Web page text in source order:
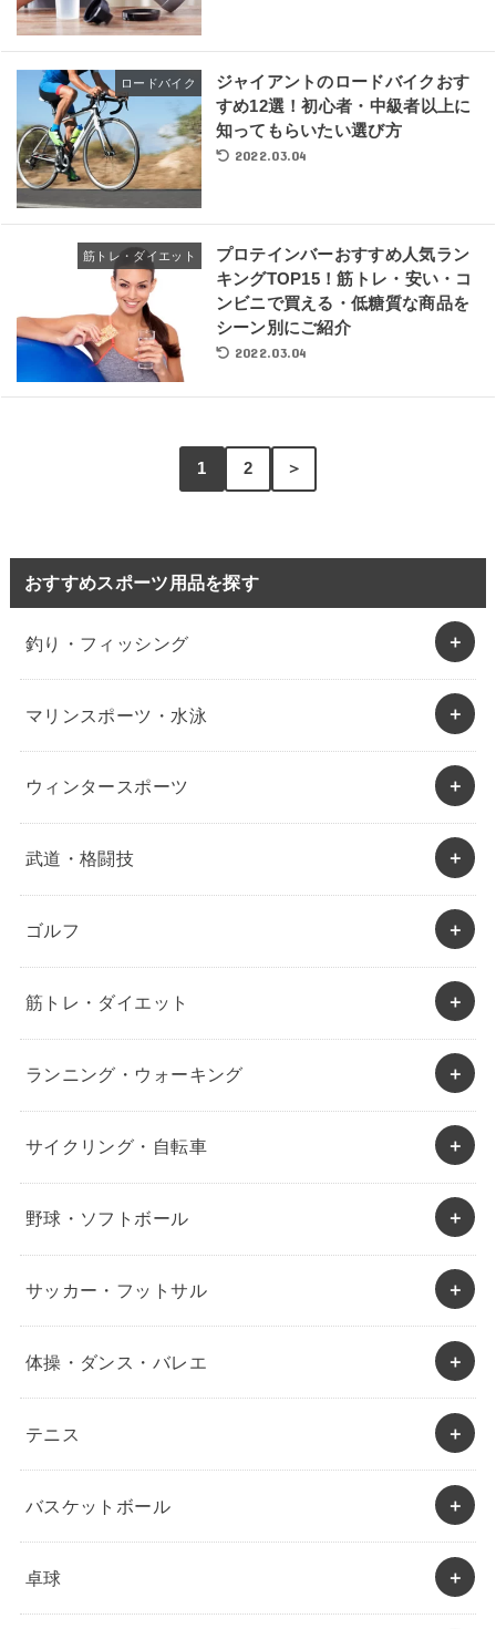
ロードバイク
ジャイアントのロードバイクおす
すめ12選！初心者・中級者以上に
知ってもらいたい選び方
2022.03.04
筋トレ・ダイエット
プロテインバーおすすめ人気ラン
キングTOP15！筋トレ・安い・コ
ンビニで買える・低糖質な商品を
シーン別にご紹介
2022.03.04
1 2 ＞
おすすめスポーツ用品を探す
釣り・フィッシング
マリンスポーツ・水泳
ウィンタースポーツ
武道・格闘技
ゴルフ
筋トレ・ダイエット
ランニング・ウォーキング
サイクリング・自転車
野球・ソフトボール
サッカー・フットサル
体操・ダンス・バレエ
テニス
バスケットボール
卓球